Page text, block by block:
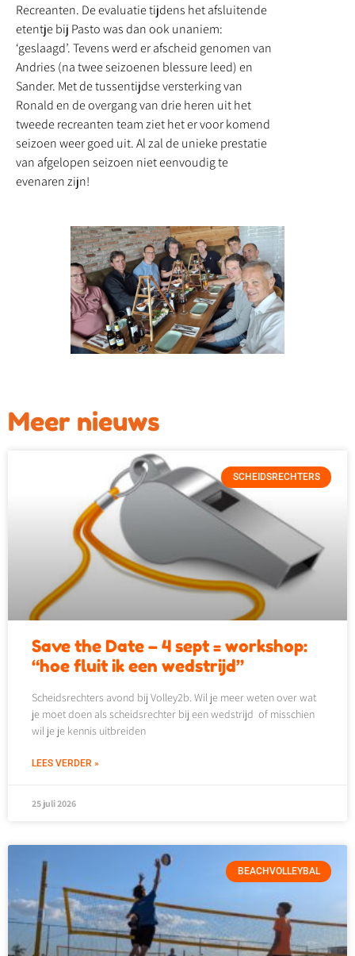
Recreanten. De evaluatie tijdens het afsluitende
etentje bij Pasto was dan ook unaniem:
‘geslaagd’. Tevens werd er afscheid genomen van
Andries (na twee seizoenen blessure leed) en
Sander. Met de tussentijdse versterking van
Ronald en de overgang van drie heren uit het
tweede recreanten team ziet het er voor komend
seizoen weer goed uit. Al zal de unieke prestatie
van afgelopen seizoen niet eenvoudig te
evenaren zijn!
Meer nieuws
SCHEIDSRECHTERS
Save the Date – 4 sept = workshop:
“hoe fluit ik een wedstrijd”
Scheidsrechters avond bij Volley2b. Wil je meer weten over wat
je moet doen als scheidsrechter bij een wedstrijd of misschien
wil je je kennis uitbreiden
LEES VERDER »
25 juli 2026
BEACHVOLLEYBAL